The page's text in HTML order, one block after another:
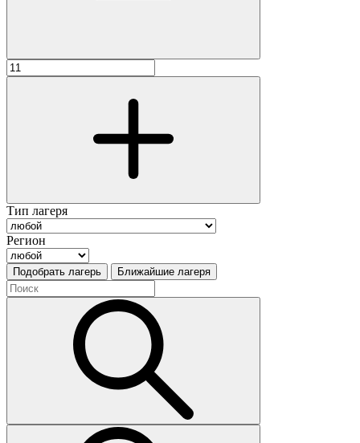
Тип лагеря
Регион
Подобрать лагерь Ближайшие лагеря